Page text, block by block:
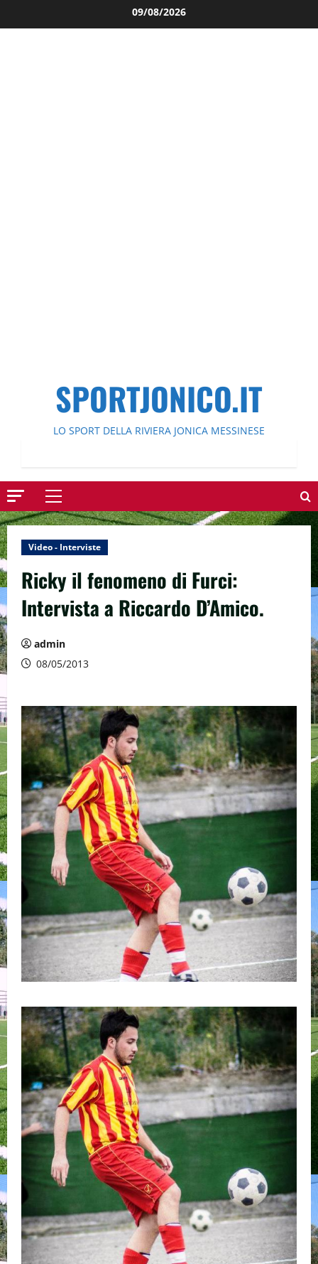
al
09/08/2026
SPORTJONICO.IT
LO SPORT DELLA RIVIERA JONICA MESSINESE
Menu
principale
Video - Interviste
Ricky il fenomeno di Furci:
Intervista a Riccardo D’Amico.
admin
08/05/2013